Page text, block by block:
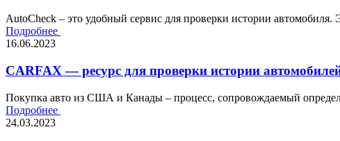
AutoCheck – это удобный сервис для проверки истории
Подробнее
16.06.2023
CARFAX — ресурс для проверки истории
Покупка авто из США и Канады – процесс, сопровождаемый
Подробнее
24.03.2023